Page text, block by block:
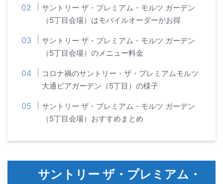
サントリー ザ・プレミアム・モルツ ガーデン
（5丁目会場）はモバイルオーダーがお得
サントリー ザ・プレミアム・モルツ ガーデン
（5丁目会場）のメニュー料金
コロナ禍のサントリー・ザ・プレミアムモルツ
大通ビアガーデン（5丁目）の様子
サントリー ザ・プレミアム・モルツ ガーデン
（5丁目会場）おすすめまとめ
サントリー ザ・プレミアム・